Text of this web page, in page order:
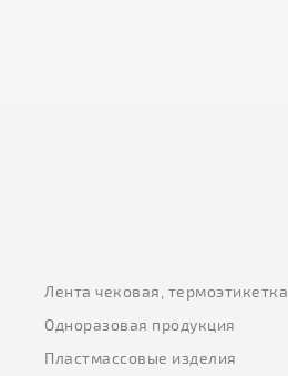
Лента чековая, термоэтикетка
Одноразовая продукция
Пластмассовые изделия